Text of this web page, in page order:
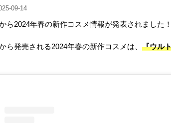
09-14
ら2024年春の新作コスメ情報が発表されました！
ら発売される2024年春の新作コスメは、 『ウル